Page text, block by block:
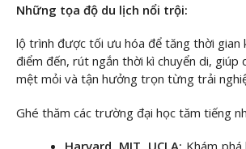
Những tọa độ du lịch nổi trội:
lộ trình được tối ưu hóa để tăng thời gian
điểm đến, rút ngắn thời kì chuyển di, giúp
mệt mỏi và tận hưởng trọn từng trải
Ghé thăm các trường đại học tăm tiếng